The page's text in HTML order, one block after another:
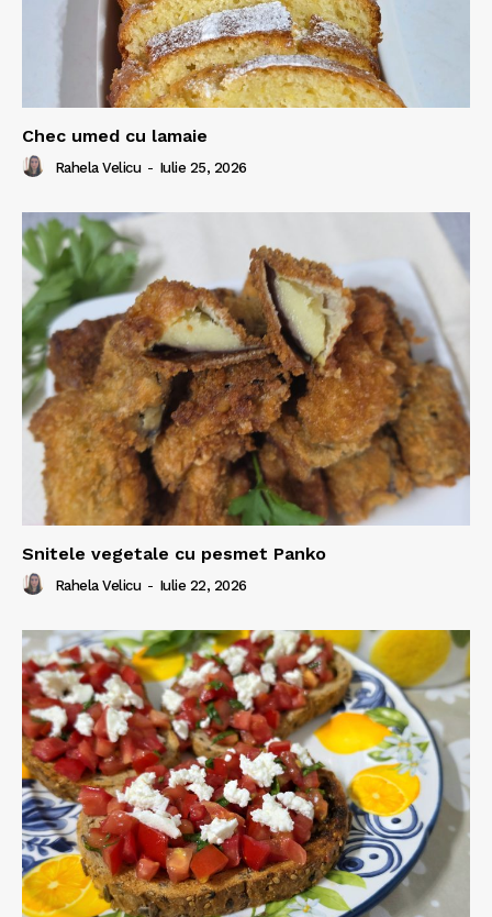
Chec umed cu lamaie
Rahela Velicu - Iulie 25, 2026
Snitele vegetale cu pesmet Panko
Rahela Velicu - Iulie 22, 2026